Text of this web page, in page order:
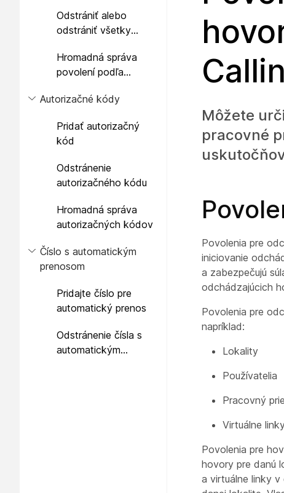
Odstrániť alebo
odstrániť všetky
Hromadná správa
povolení podľa
Autorizačné kódy
Pridať autorizačný
kód
Odstránenie
autorizačného kódu
Hromadná správa
autorizačných kódov
Číslo s automatickým
prenosom
Pridajte číslo pre
automatický prenos
Odstránenie čísla s
automatickým
Môžete
pracovné
Povolenia pre
iniciovanie
a zabezpečujú
odchádzajúcich
Povolenia pre
napríklad:
Lokality
Používatelia
Pracovný
Virtuálne
Povolenia pre
hovory pre danú
a virtuálne linky v